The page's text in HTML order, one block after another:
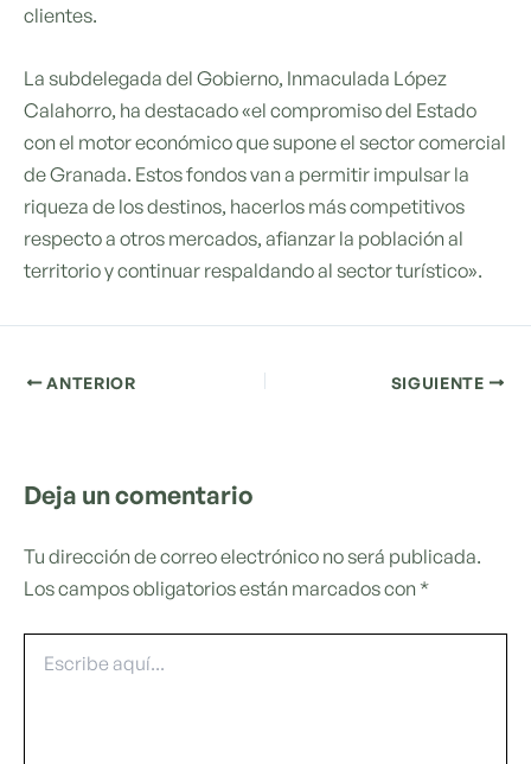
clientes.
La subdelegada del Gobierno, Inmaculada López
Calahorro, ha destacado «el compromiso del Estado
con el motor económico que supone el sector comercial
de Granada. Estos fondos van a permitir impulsar la
riqueza de los destinos, hacerlos más competitivos
respecto a otros mercados, afianzar la población al
territorio y continuar respaldando al sector turístico».
ANTERIOR SIGUIENTE
Deja un comentario
Tu dirección de correo electrónico no será publicada.
Los campos obligatorios están marcados con*
aquí...